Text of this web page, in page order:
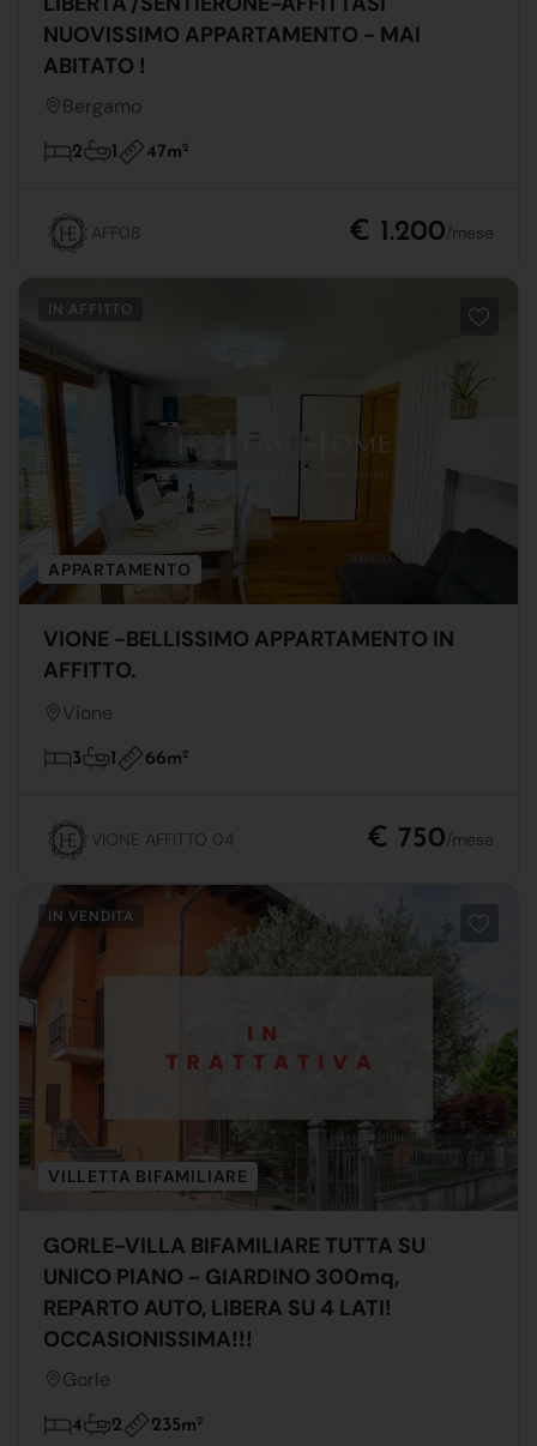
NUOVISSIMO APPARTAMENTO - MAI
ABITATO !
Bergamo
2 1 47m2
AFF08 € 1.200/mese
IN AFFITTO
APPARTAMENTO
VIONE -BELLISSIMO APPARTAMENTO IN
AFFITTO.
Vione
3 1 66m2
VIONE AFFITTO 04 € 750/mese
IN VENDITA
VILLETTA BIFAMILIARE
GORLE-VILLA BIFAMILIARE TUTTA SU
UNICO PIANO - GIARDINO 300mq,
REPARTO AUTO, LIBERA SU 4 LATI!
OCCASIONISSIMA!!!
Gorle
4 2 235m2